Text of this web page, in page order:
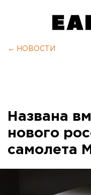
← НОВОСТИ
Названа
нового
самолета